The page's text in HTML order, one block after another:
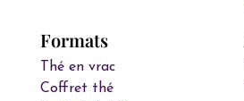
Formats
Thé en vrac
Coffret thé